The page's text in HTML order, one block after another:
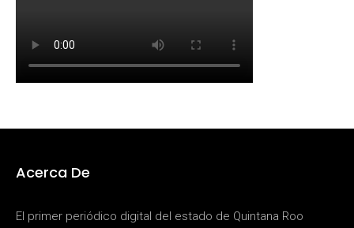
Acerca De
El primer periódico digital del estado de Quintana Roo